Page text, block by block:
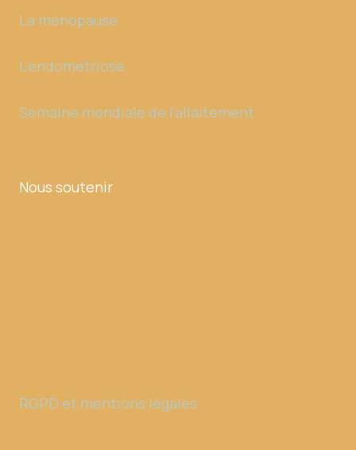
La ménopause
L'endométriose
Semaine mondiale de l'allaitement
Nous soutenir
RGPD et mentions légales